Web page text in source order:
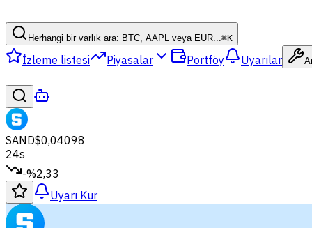
Herhangi bir varlık ara: BTC, AAPL veya EUR...⌘K
İzleme listesi Piyasalar Portföy Uyarılar
SAND$0,04098
24s
-%2,33
Uyarı Kur